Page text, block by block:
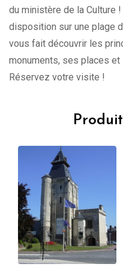
du ministère de la Culture
disposition sur une plage
vous fait découvrir les
monuments, ses places
Réservez votre visite !